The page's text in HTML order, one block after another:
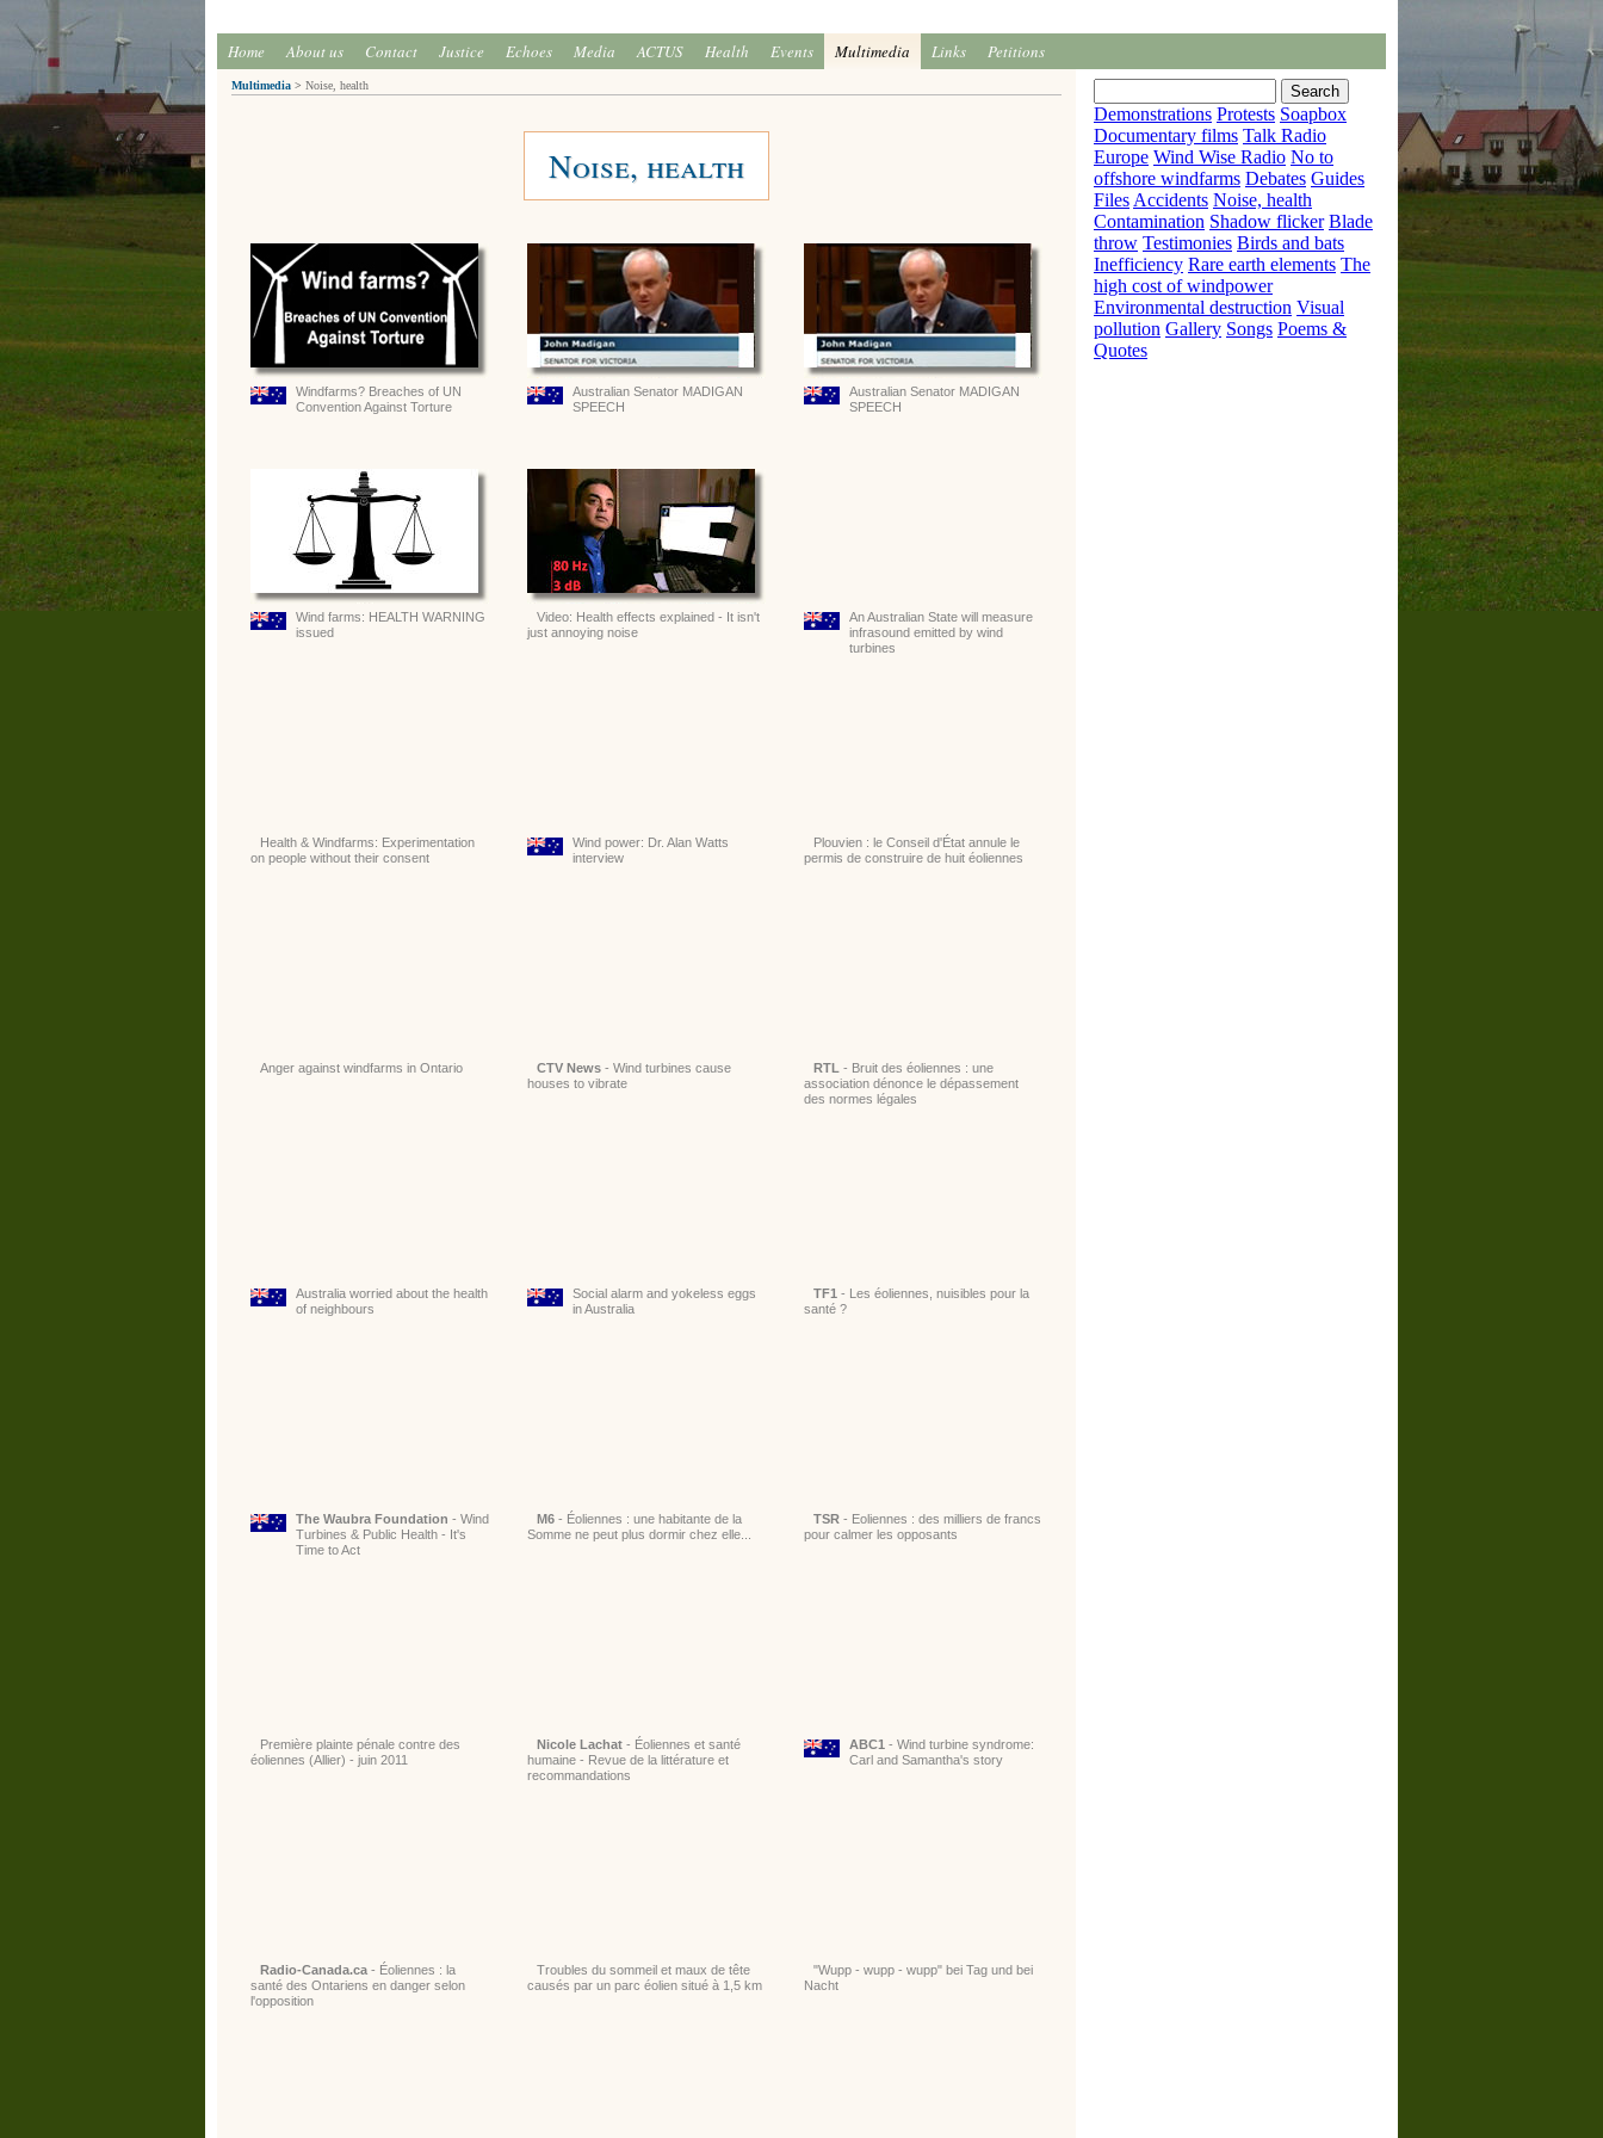
Home About us Contact Justice Echoes Media ACTUS Health Events Multimedia Links Petitions
Multimedia > Noise, health
Noise, health
Windfarms? Breaches of UN
Convention Against Torture
Australian Senator MADIGAN
SPEECH
Australian Senator MADIGAN
SPEECH
Wind farms: HEALTH WARNING
issued
Video: Health effects explained - It isn't
just annoying noise
An Australian State will measure
infrasound emitted by wind
turbines
Health & Windfarms: Experimentation
on people without their consent
Wind power: Dr. Alan Watts
interview
Plouvien : le Conseil d'État annule le
permis de construire de huit éoliennes
Anger against windfarms in Ontario CTV News - Wind turbines cause
houses to vibrate
RTL - Bruit des éoliennes : une
association dénonce le dépassement
des normes légales
Australia worried about the health
of neighbours
Social alarm and yokeless eggs
in Australia
TF1 - Les éoliennes, nuisibles pour la
santé ?
The Waubra Foundation - Wind
Turbines & Public Health - It's
Time to Act
M6 - Éoliennes : une habitante de la
Somme ne peut plus dormir chez elle...
TSR - Eoliennes : des milliers de francs
pour calmer les opposants
Première plainte pénale contre des
éoliennes (Allier) - juin 2011
Nicole Lachat - Éoliennes et santé
humaine - Revue de la littérature et
recommandations
ABC1 - Wind turbine syndrome:
Carl and Samantha's story
Radio-Canada.ca - Éoliennes : la
santé des Ontariens en danger selon
l'opposition
Troubles du sommeil et maux de tête
causés par un parc éolien situé à 1,5 km
"Wupp - wupp - wupp" bei Tag und bei
Nacht